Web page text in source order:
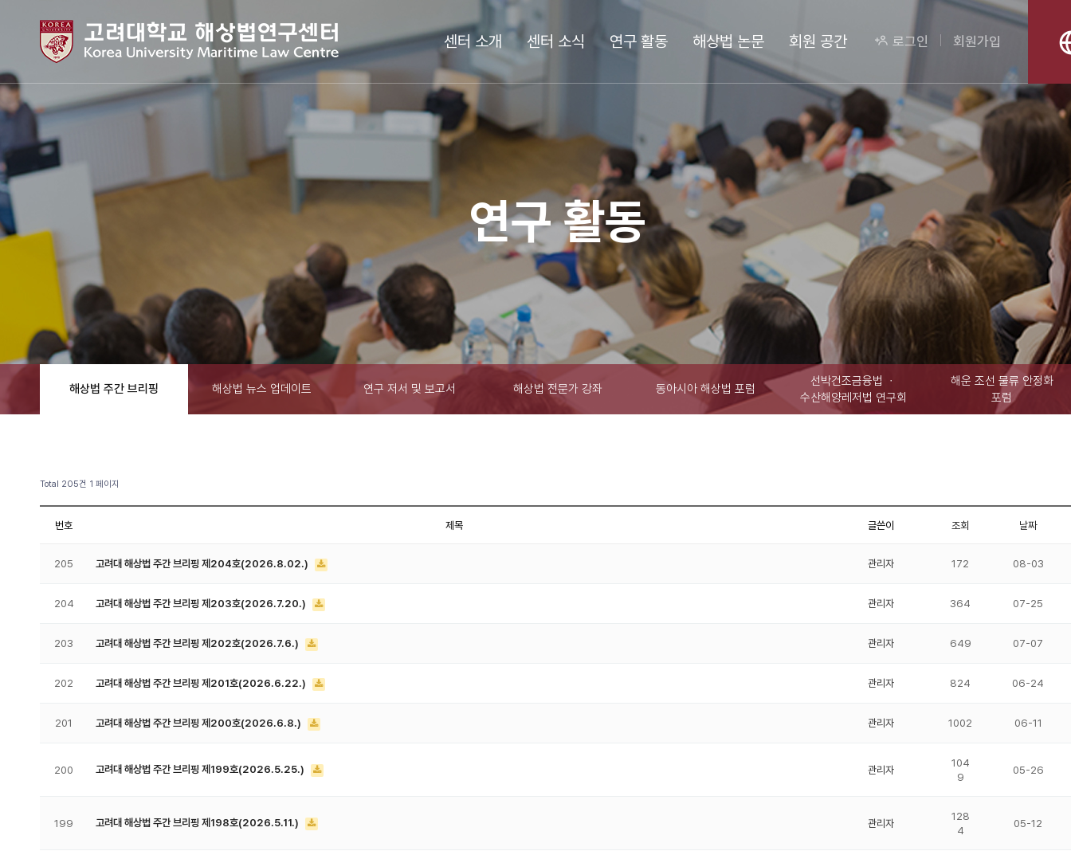
센터 소개 센터 소식 연구 활동 해상법 논문 회원 공간 로그인 회원가입
연구 활동
해상법 주간 브리핑 해상법 뉴스 업데이트 연구 저서 및 보고서 해상법 전문가 강좌 동아시아 해상법 포럼
선박건조금융법 ㆍ
수산해양레저법 연구회
해운 조선 물류 안정화
포럼
Total 205건 1 페이지
번호 제목 글쓴이 조회 날짜
205 고려대 해상법 주간 브리핑 제204호(2026.8.02.) 관리자 172 08-03
204 고려대 해상법 주간 브리핑 제203호(2026.7.20.) 관리자 364 07-25
203 고려대 해상법 주간 브리핑 제202호(2026.7.6.) 관리자 649 07-07
202 고려대 해상법 주간 브리핑 제201호(2026.6.22.) 관리자 824 06-24
201 고려대 해상법 주간 브리핑 제200호(2026.6.8.) 관리자 1002 06-11
200 고려대 해상법 주간 브리핑 제199호(2026.5.25.) 관리자
104
9
05-26
199 고려대 해상법 주간 브리핑 제198호(2026.5.11.) 관리자
128
4
05-12